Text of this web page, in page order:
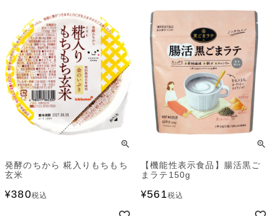
発酵のちから 糀入りもちもち
玄米
¥380税込
【機能性表示食品】腸活黒ご
まラテ150g
¥561税込